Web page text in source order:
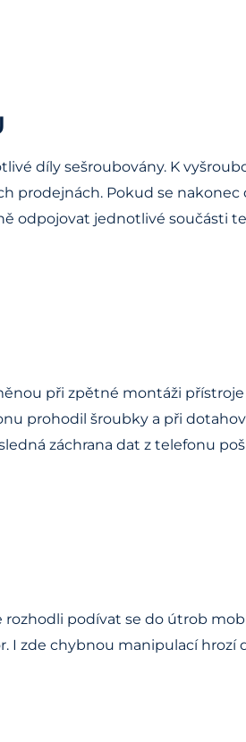
díly sešroubovány. K
prodejnách. Pokud se
odpojovat jednotlivé součásti
při zpětné montáži
prohodil šroubky a při
záchrana dat z telefonu
podívat se do útrob
zde chybnou manipulací hrozí